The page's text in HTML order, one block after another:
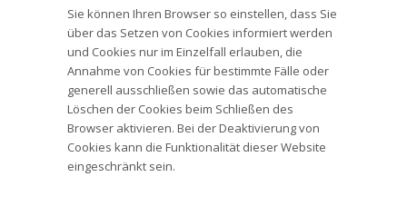
Sie können Ihren Browser so einstellen, dass Sie
über das Setzen von Cookies informiert werden
und Cookies nur im Einzelfall erlauben, die
Annahme von Cookies für bestimmte Fälle oder
generell ausschließen sowie das automatische
Löschen der Cookies beim Schließen des
Browser aktivieren. Bei der Deaktivierung von
Cookies kann die Funktionalität dieser Website
eingeschränkt sein.